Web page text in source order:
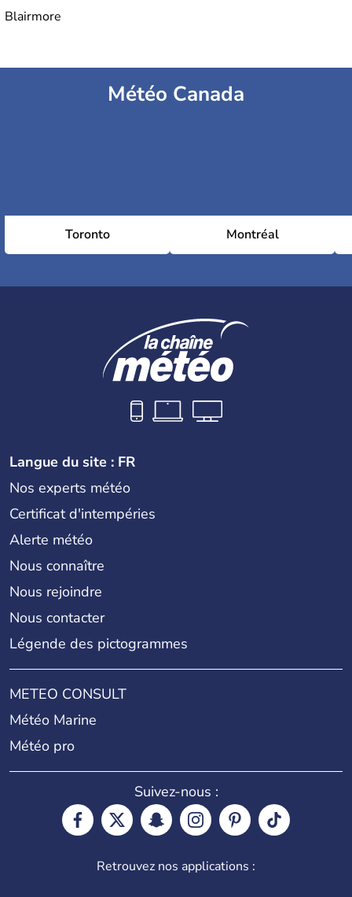
Blairmore
Météo Canada
Toronto Montréal
Langue du site : FR
Nos experts météo
Certificat d'intempéries
Alerte météo
Nous connaître
Nous rejoindre
Nous contacter
Légende des pictogrammes
METEO CONSULT
Météo Marine
Météo pro
Suivez-nous :
Retrouvez nos applications :